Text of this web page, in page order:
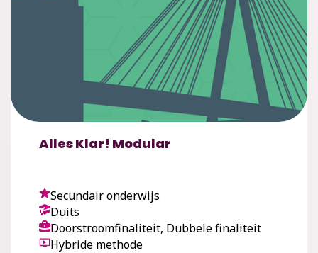
Alles Klar! Modular
Secundair onderwijs
Duits
Doorstroomfinaliteit, Dubbele finaliteit
Hybride methode